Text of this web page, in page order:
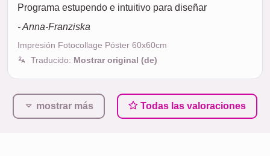
Programa estupendo e intuitivo para diseñar
- Anna-Franziska
Impresión Fotocollage Póster 60x60cm
Traducido: Mostrar original (de)
mostrar más Todas las valoraciones